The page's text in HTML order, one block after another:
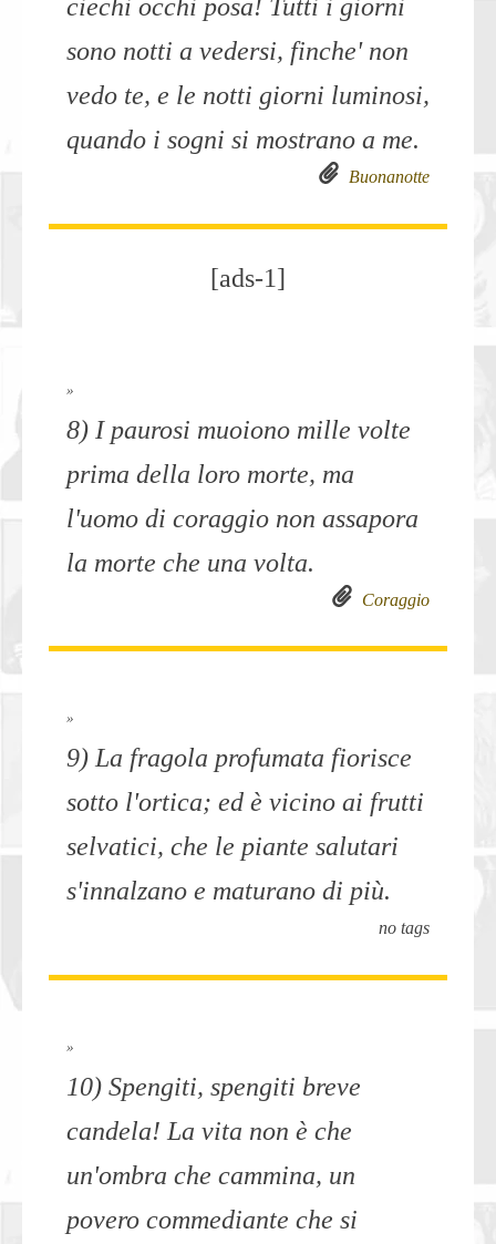
ciechi occhi posa! Tutti i giorni
sono notti a vedersi, finche' non
vedo te, e le notti giorni luminosi,
quando i sogni si mostrano a me.
Buonanotte
[ads-1]
»
8) I paurosi muoiono mille volte
prima della loro morte, ma
l'uomo di coraggio non assapora
la morte che una volta.
Coraggio
»
9) La fragola profumata fiorisce
sotto l'ortica; ed è vicino ai frutti
selvatici, che le piante salutari
s'innalzano e maturano di più.
no tags
»
10) Spengiti, spengiti breve
candela! La vita non è che
un'ombra che cammina, un
povero commediante che si